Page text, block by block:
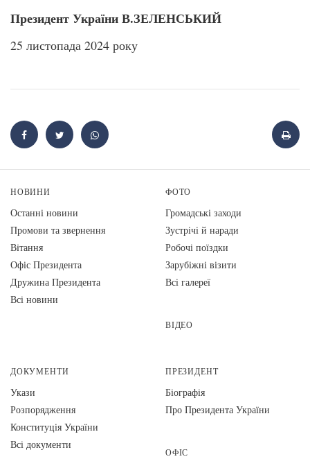
Президент України В.ЗЕЛЕНСЬКИЙ
25 листопада 2024 року
НОВИНИ
Останні новини
Промови та звернення
Вiтання
Офіс Президента
Дружина Президента
Всі новини
ФОТО
Громадські заходи
Зустрічі й наради
Робочі поїздки
Зарубіжні візити
Всі галереї
ВІДЕО
ДОКУМЕНТИ
Укази
Розпорядження
Конституція України
Всі документи
ПРЕЗИДЕНТ
Біографія
Про Президента України
ОФІС